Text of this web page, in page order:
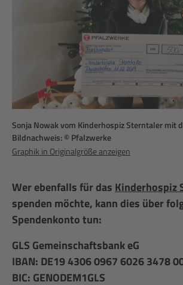
Sonja Nowak vom Kinderhospiz Sterntaler mit
Bildnachweis: © Pfalzwerke
Graphik in Originalgröße anzeigen
Wer ebenfalls für dasKinderhospiz
spenden möchte, kann dies über
Spendenkonto tun:
GLS Gemeinschaftsbank eG
IBAN: DE19 4306 0967 6026 3478
BIC: GENODEM1GLS